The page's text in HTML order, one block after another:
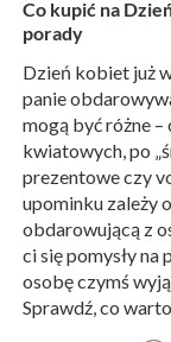
Co kupić na
porady
Dzień kobiet już
panie
mogą być różne
kwiatowych, po
prezentowe czy
upominku zależy
obdarowującą z
ci się pomysły na
osobę czymś
Sprawdź, co